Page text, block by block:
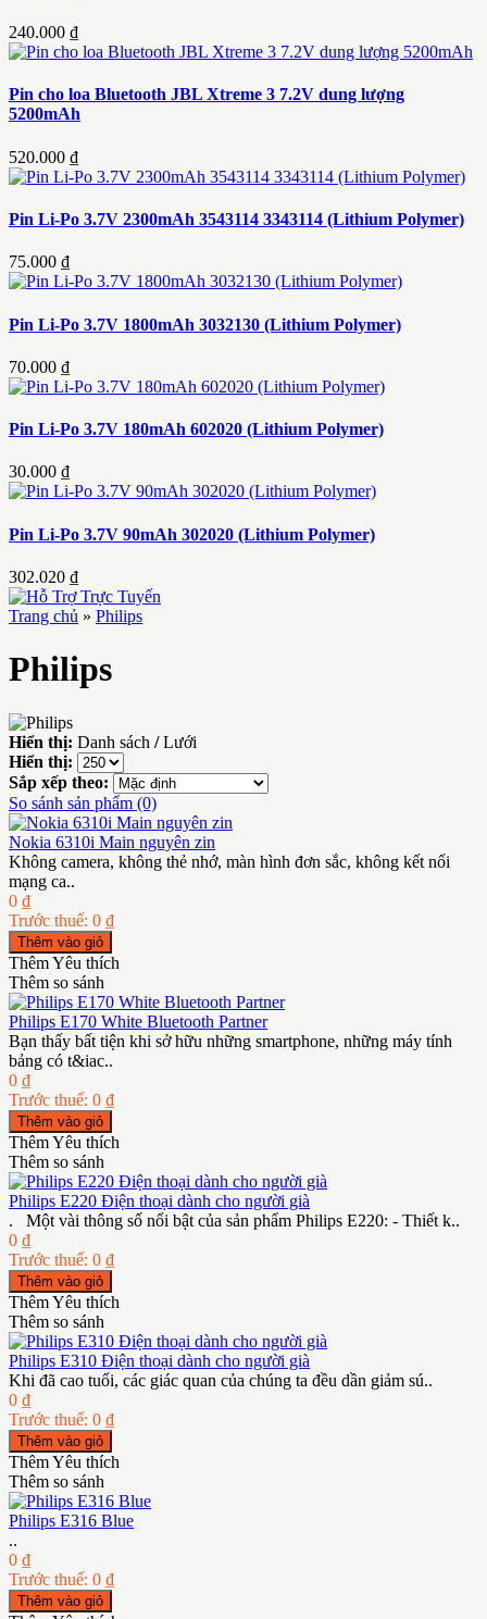
240.000 ₫
Pin cho loa Bluetooth JBL Xtreme 3 7.2V dung lượng
5200mAh
520.000 ₫
Pin Li-Po 3.7V 2300mAh 3543114 3343114 (Lithium Polymer)
75.000 ₫
Pin Li-Po 3.7V 1800mAh 3032130 (Lithium Polymer)
70.000 ₫
Pin Li-Po 3.7V 180mAh 602020 (Lithium Polymer)
30.000 ₫
Pin Li-Po 3.7V 90mAh 302020 (Lithium Polymer)
302.020 ₫
Trang chủ » Philips
Philips
Hiển thị: Danh sách / Lưới
Hiển thị:
Sắp xếp theo:
So sánh sản phẩm (0)
Nokia 6310i Main nguyên zin
Không camera, không thẻ nhớ, màn hình đơn sắc, không kết nối
mạng ca..
0 ₫
Trước thuế: 0 ₫
Thêm Yêu thích
Thêm so sánh
Philips E170 White Bluetooth Partner
Bạn thấy bất tiện khi sở hữu những smartphone, những máy tính
bảng có t&iac..
0 ₫
Trước thuế: 0 ₫
Thêm Yêu thích
Thêm so sánh
Philips E220 Điện thoại dành cho người già
. Một vài thông số nổi bật của sản phẩm Philips E220: - Thiết k..
0 ₫
Trước thuế: 0 ₫
Thêm Yêu thích
Thêm so sánh
Philips E310 Điện thoại dành cho người già
Khi đã cao tuổi, các giác quan của chúng ta đều dần giảm sú..
0 ₫
Trước thuế: 0 ₫
Thêm Yêu thích
Thêm so sánh
Philips E316 Blue
..
0 ₫
Trước thuế: 0 ₫